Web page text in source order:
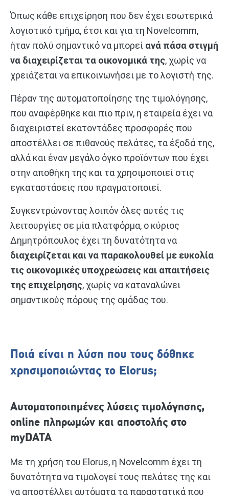
Όπως κάθε επιχείρηση που δεν έχει εσωτερικά
λογιστικό τμήμα, έτσι και για τη Novelcomm,
ήταν πολύ σημαντικό να μπορεί ανά πάσα στιγμή
να διαχειρίζεται τα οικονομικά της, χωρίς να
χρειάζεται να επικοινωνήσει με το λογιστή της.
Πέραν της αυτοματοποίησης της τιμολόγησης,
που αναφέρθηκε και πιο πριν, η εταιρεία έχει να
διαχειριστεί εκατοντάδες προσφορές που
αποστέλλει σε πιθανούς πελάτες, τα έξοδά της,
αλλά και έναν μεγάλο όγκο προϊόντων που έχει
στην αποθήκη της και τα χρησιμοποιεί στις
εγκαταστάσεις που πραγματοποιεί.
Συγκεντρώνοντας λοιπόν όλες αυτές τις
λειτουργίες σε μία πλατφόρμα, ο κύριος
Δημητρόπουλος έχει τη δυνατότητα να
διαχειρίζεται και να παρακολουθεί με ευκολία
τις οικονομικές υποχρεώσεις και απαιτήσεις
της επιχείρησης, χωρίς να καταναλώνει
σημαντικούς πόρους της ομάδας του.
Ποιά είναι η λύση που τους δόθηκε
χρησιμοποιώντας το Elorus;
Αυτοματοποιημένες λύσεις τιμολόγησης,
online πληρωμών και αποστολής στο
myDATA
Με τη χρήση του Elorus, η Novelcomm έχει τη
δυνατότητα να τιμολογεί τους πελάτες της και
να αποστέλλει αυτόματα τα παραστατικά που